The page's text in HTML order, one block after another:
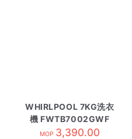
WHIRLPOOL 7KG洗衣
機 FWTB7002GWF
MOP 3,390.00